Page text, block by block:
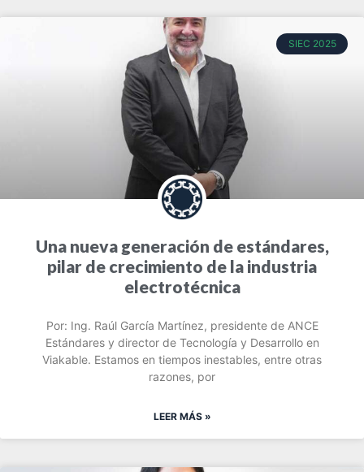
SIEC 2025
Una nueva generación de estándares,
pilar de crecimiento de la industria
electrotécnica
Por: Ing. Raúl García Martínez, presidente de ANCE
Estándares y director de Tecnología y Desarrollo en
Viakable. Estamos en tiempos inestables, entre otras
razones, por
LEER MÁS »